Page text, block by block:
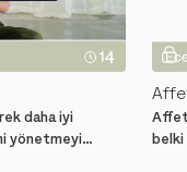
daha iyi
yönetmeyi